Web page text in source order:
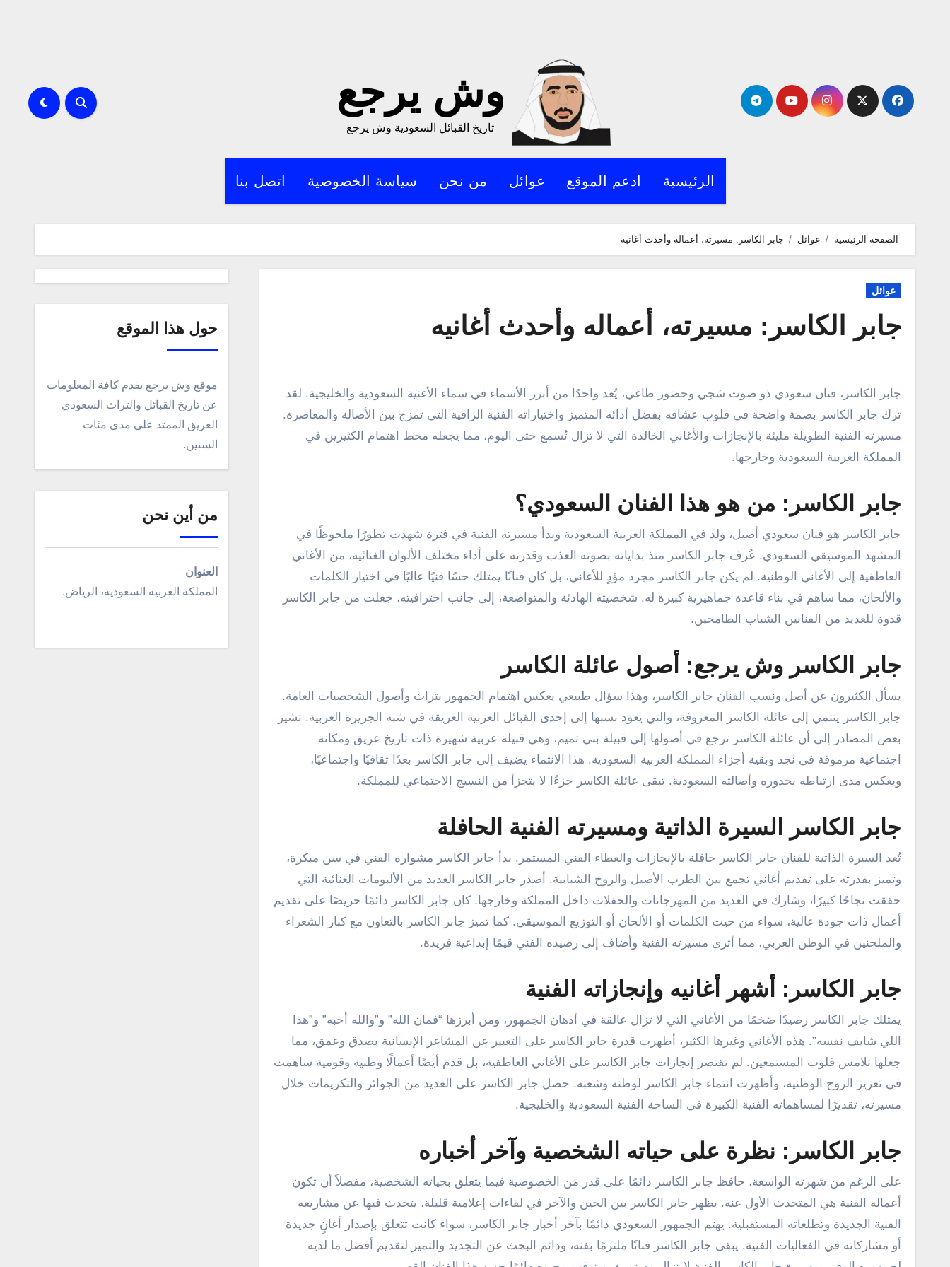
وش يرجع
تاريخ القبائل السعودية وش يرجع
الرئيسية ادعم الموقع عوائل من نحن سياسة الخصوصية اتصل بنا
الصفحة الرئيسية عوائل جابر الكاسر: مسيرته، أعماله وأحدث أغانيه
عوائل
جابر الكاسر: مسيرته، أعماله وأحدث أغانيه
جابر الكاسر، فنان سعودي ذو صوت شجي وحضور طاغي، يُعد واحدًا من أبرز الأسماء في سماء الأغنية السعودية والخليجية. لقد
ترك جابر الكاسر بصمة واضحة في قلوب عشاقه بفضل أدائه المتميز واختياراته الفنية الراقية التي تمزج بين الأصالة والمعاصرة.
مسيرته الفنية الطويلة مليئة بالإنجازات والأغاني الخالدة التي لا تزال تُسمع حتى اليوم، مما يجعله محط اهتمام الكثيرين في
المملكة العربية السعودية وخارجها.
جابر الكاسر: من هو هذا الفنان السعودي؟
جابر الكاسر هو فنان سعودي أصيل، ولد في المملكة العربية السعودية وبدأ مسيرته الفنية في فترة شهدت تطورًا ملحوظًا في
المشهد الموسيقي السعودي. عُرف جابر الكاسر منذ بداياته بصوته العذب وقدرته على أداء مختلف الألوان الغنائية، من الأغاني
العاطفية إلى الأغاني الوطنية. لم يكن جابر الكاسر مجرد مؤدٍ للأغاني، بل كان فنانًا يمتلك حسًا فنيًا عاليًا في اختيار الكلمات
والألحان، مما ساهم في بناء قاعدة جماهيرية كبيرة له. شخصيته الهادئة والمتواضعة، إلى جانب احترافيته، جعلت من جابر الكاسر
قدوة للعديد من الفنانين الشباب الطامحين.
جابر الكاسر وش يرجع: أصول عائلة الكاسر
يسأل الكثيرون عن أصل ونسب الفنان جابر الكاسر، وهذا سؤال طبيعي يعكس اهتمام الجمهور بتراث وأصول الشخصيات العامة.
جابر الكاسر ينتمي إلى عائلة الكاسر المعروفة، والتي يعود نسبها إلى إحدى القبائل العربية العريقة في شبه الجزيرة العربية. تشير
بعض المصادر إلى أن عائلة الكاسر ترجع في أصولها إلى قبيلة بني تميم، وهي قبيلة عربية شهيرة ذات تاريخ عريق ومكانة
اجتماعية مرموقة في نجد وبقية أجزاء المملكة العربية السعودية. هذا الانتماء يضيف إلى جابر الكاسر بعدًا ثقافيًا واجتماعيًا،
ويعكس مدى ارتباطه بجذوره وأصالته السعودية. تبقى عائلة الكاسر جزءًا لا يتجزأ من النسيج الاجتماعي للمملكة.
جابر الكاسر السيرة الذاتية ومسيرته الفنية الحافلة
تُعد السيرة الذاتية للفنان جابر الكاسر حافلة بالإنجازات والعطاء الفني المستمر. بدأ جابر الكاسر مشواره الفني في سن مبكرة،
وتميز بقدرته على تقديم أغاني تجمع بين الطرب الأصيل والروح الشبابية. أصدر جابر الكاسر العديد من الألبومات الغنائية التي
حققت نجاحًا كبيرًا، وشارك في العديد من المهرجانات والحفلات داخل المملكة وخارجها. كان جابر الكاسر دائمًا حريصًا على تقديم
أعمال ذات جودة عالية، سواء من حيث الكلمات أو الألحان أو التوزيع الموسيقي. كما تميز جابر الكاسر بالتعاون مع كبار الشعراء
والملحنين في الوطن العربي، مما أثرى مسيرته الفنية وأضاف إلى رصيده الفني قيمًا إبداعية فريدة.
جابر الكاسر: أشهر أغانيه وإنجازاته الفنية
يمتلك جابر الكاسر رصيدًا ضخمًا من الأغاني التي لا تزال عالقة في أذهان الجمهور، ومن أبرزها “فمان الله” و”والله أحبه” و”هذا
اللي شايف نفسه”. هذه الأغاني وغيرها الكثير، أظهرت قدرة جابر الكاسر على التعبير عن المشاعر الإنسانية بصدق وعمق، مما
جعلها تلامس قلوب المستمعين. لم تقتصر إنجازات جابر الكاسر على الأغاني العاطفية، بل قدم أيضًا أعمالًا وطنية وقومية ساهمت
في تعزيز الروح الوطنية، وأظهرت انتماء جابر الكاسر لوطنه وشعبه. حصل جابر الكاسر على العديد من الجوائز والتكريمات خلال
مسيرته، تقديرًا لمساهماته الفنية الكبيرة في الساحة الفنية السعودية والخليجية.
جابر الكاسر: نظرة على حياته الشخصية وآخر أخباره
على الرغم من شهرته الواسعة، حافظ جابر الكاسر دائمًا على قدر من الخصوصية فيما يتعلق بحياته الشخصية، مفضلاً أن تكون
أعماله الفنية هي المتحدث الأول عنه. يظهر جابر الكاسر بين الحين والآخر في لقاءات إعلامية قليلة، يتحدث فيها عن مشاريعه
الفنية الجديدة وتطلعاته المستقبلية. يهتم الجمهور السعودي دائمًا بآخر أخبار جابر الكاسر، سواء كانت تتعلق بإصدار أغانٍ جديدة
أو مشاركاته في الفعاليات الفنية. يبقى جابر الكاسر فنانًا ملتزمًا بفنه، ودائم البحث عن التجديد والتميز لتقديم أفضل ما لديه
حول هذا الموقع
موقع وش يرجع يقدم كافة المعلومات
عن تاريخ القبائل والتراث السعودي
العريق الممتد على مدى مئات
السنين.
من أين نحن
العنوان
المملكة العربية السعودية، الرياض.